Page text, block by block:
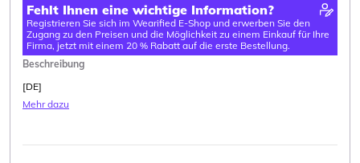
Fehlt Ihnen eine wichtige Information?
Registrieren Sie sich im Wearified E-Shop und erwerben Sie den
Zugang zu den Preisen und die Möglichkeit zu einem Einkauf für Ihre
Firma, jetzt mit einem 20 % Rabatt auf die erste Bestellung.
Beschreibung
[DE]
Mehr dazu